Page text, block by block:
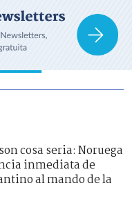
y más:
de caso Sartor
a La U con
liquidador